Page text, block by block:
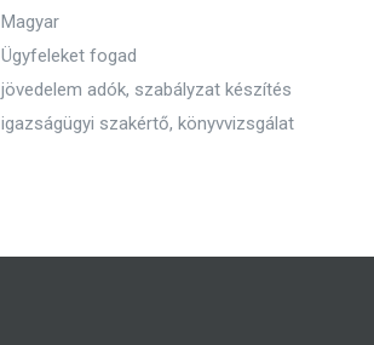
Magyar
Ügyfeleket fogad
jövedelem adók, szabályzat készítés
igazságügyi szakértő, könyvvizsgálat